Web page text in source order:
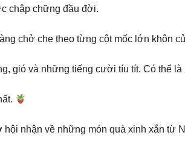
chập chững đầu đời.
chở che theo từng cột mốc lớn khôn
và những tiếng cười tíu tít. Có thể là
nhận về những món quà xinh xắn từ